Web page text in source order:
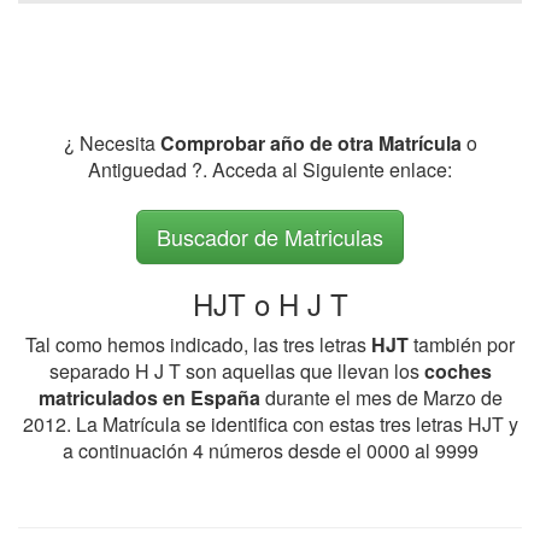
¿ NecesitaComprobar año de otra Matrículao
Antiguedad ?. Acceda al Siguiente enlace:
Buscador de Matriculas
HJT o H J T
Tal como hemos indicado, las tres letras HJTtambién por
separado H J T son aquellas que llevan loscoches
matriculados en Españadurante el mes de Marzo de
2012. La Matrícula se identifica con estas tres letras HJT y
a continuación 4 números desde el 0000 al 9999